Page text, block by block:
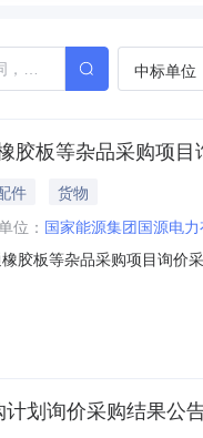
中标单位
胶板等杂品采购项
件
货物
位： 国家能源集团国源电
胶板等杂品采购项目询
诚信招标有限公司联系电
划询价采购结果公